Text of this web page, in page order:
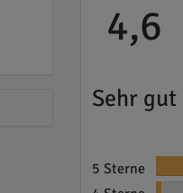
4,6
Sehr gut
5 Sterne